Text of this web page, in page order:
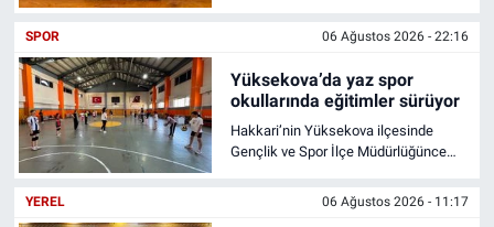
SPOR 06 Ağustos 2026 - 22:16
Yüksekova’da yaz spor
okullarında eğitimler sürüyor
Hakkari’nin Yüksekova ilçesinde
Gençlik ve Spor İlçe Müdürlüğünce
eğitimler devam ediyor.
YEREL 06 Ağustos 2026 - 11:17